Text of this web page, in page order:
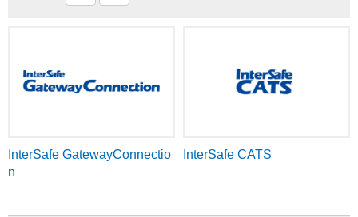
InterSafe GatewayConnectio
n
InterSafe CATS